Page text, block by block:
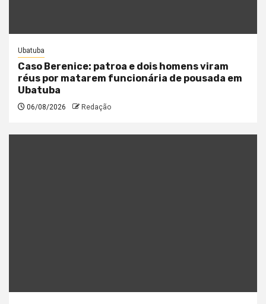
Ubatuba
Caso Berenice: patroa e dois homens viram
réus por matarem funcionária de pousada em
Ubatuba
06/08/2026 Redação